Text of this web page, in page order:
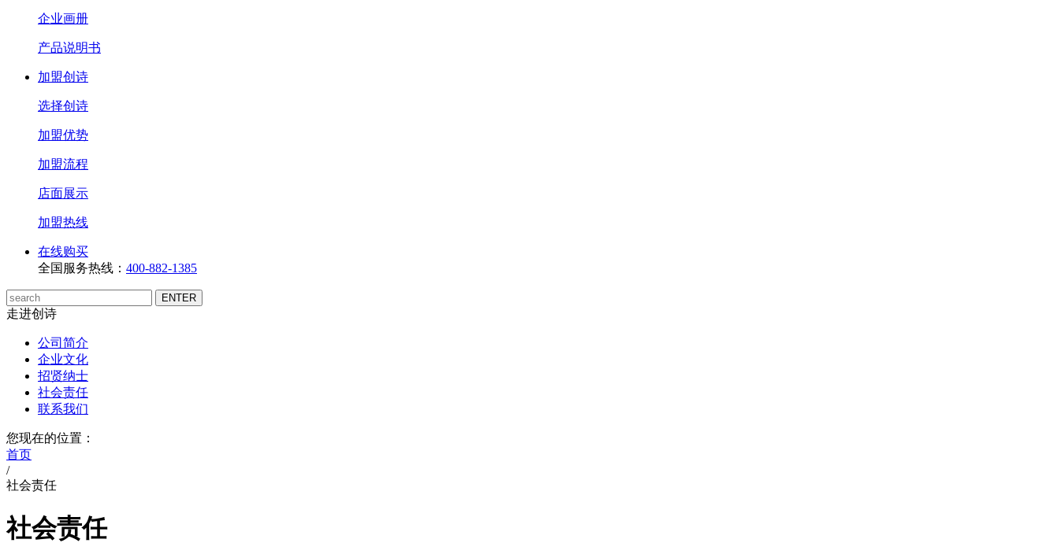
企业画册
产品说明书
加盟创诗
选择创诗
加盟优势
加盟流程
店面展示
加盟热线
在线购买
全国服务热线： 400-882-1385
走进创诗
公司简介
企业文化
招贤纳士
社会责任
联系我们
您现在的位置：
首页
/
社会责任
社会责任